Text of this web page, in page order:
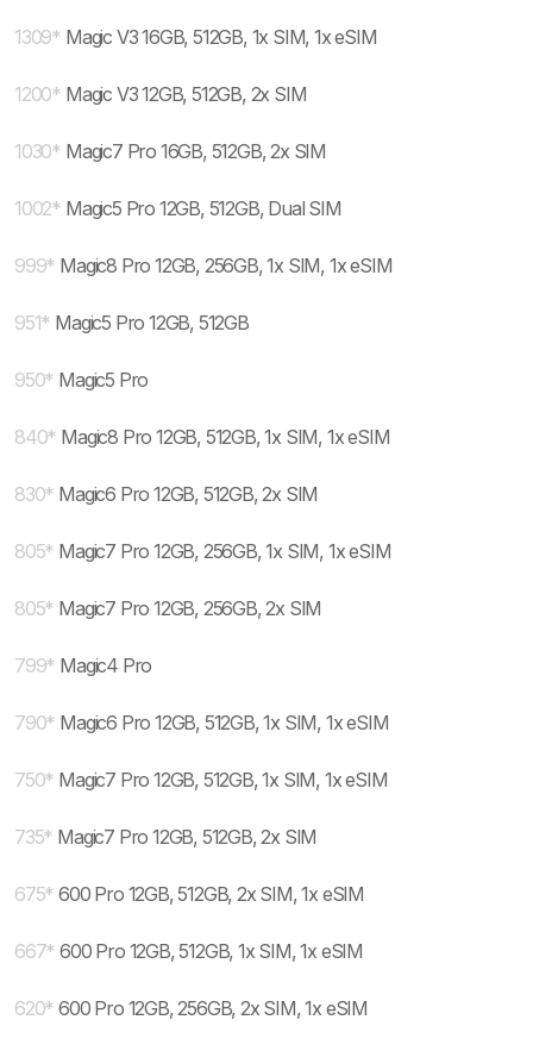
1309* Magic V3 16GB, 512GB, 1x SIM, 1x eSIM
1200* Magic V3 12GB, 512GB, 2x SIM
1030* Magic7 Pro 16GB, 512GB, 2x SIM
1002* Magic5 Pro 12GB, 512GB, Dual SIM
999* Magic8 Pro 12GB, 256GB, 1x SIM, 1x eSIM
951* Magic5 Pro 12GB, 512GB
950* Magic5 Pro
840* Magic8 Pro 12GB, 512GB, 1x SIM, 1x eSIM
830* Magic6 Pro 12GB, 512GB, 2x SIM
805* Magic7 Pro 12GB, 256GB, 1x SIM, 1x eSIM
805* Magic7 Pro 12GB, 256GB, 2x SIM
799* Magic4 Pro
790* Magic6 Pro 12GB, 512GB, 1x SIM, 1x eSIM
750* Magic7 Pro 12GB, 512GB, 1x SIM, 1x eSIM
735* Magic7 Pro 12GB, 512GB, 2x SIM
675* 600 Pro 12GB, 512GB, 2x SIM, 1x eSIM
667* 600 Pro 12GB, 512GB, 1x SIM, 1x eSIM
620* 600 Pro 12GB, 256GB, 2x SIM, 1x eSIM